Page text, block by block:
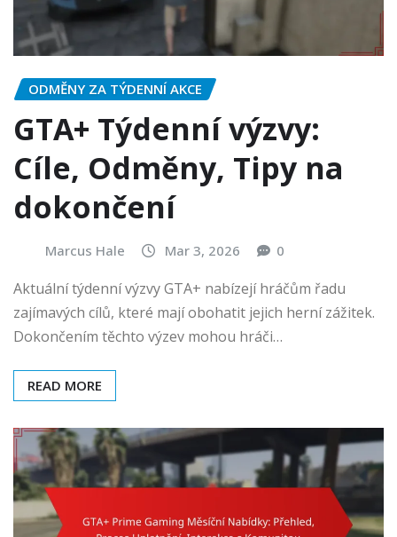
ODMĚNY ZA TÝDENNÍ AKCE
GTA+ Týdenní výzvy:
Cíle, Odměny, Tipy na
dokončení
Marcus Hale Mar 3, 2026 0
Aktuální týdenní výzvy GTA+ nabízejí hráčům řadu
zajímavých cílů, které mají obohatit jejich herní zážitek.
Dokončením těchto výzev mohou hráči…
READ MORE